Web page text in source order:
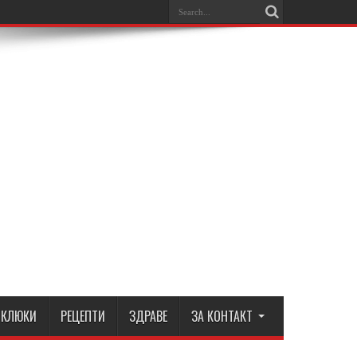
КЛЮКИ РЕЦЕПТИ ЗДРАВЕ ЗА КОНТАКТ